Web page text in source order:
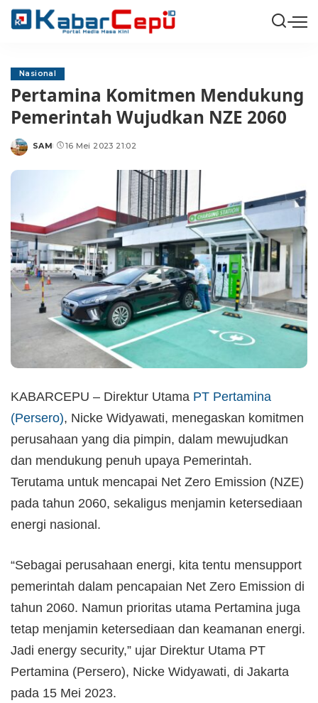
Nasional
Pertamina Komitmen Mendukung
Pemerintah Wujudkan NZE 2060
Posted
SAM 16 Mei 2023 21:02
KABARCEPU – Direktur Utama PT Pertamina
(Persero), Nicke Widyawati, menegaskan komitmen
perusahaan yang dia pimpin, dalam mewujudkan
dan mendukung penuh upaya Pemerintah.
Terutama untuk mencapai Net Zero Emission (NZE)
pada tahun 2060, sekaligus menjamin ketersediaan
energi nasional.
“Sebagai perusahaan energi, kita tentu mensupport
pemerintah dalam pencapaian Net Zero Emission di
tahun 2060. Namun prioritas utama Pertamina juga
tetap menjamin ketersediaan dan keamanan energi.
Jadi energy security,” ujar Direktur Utama PT
Pertamina (Persero), Nicke Widyawati, di Jakarta
pada 15 Mei 2023.